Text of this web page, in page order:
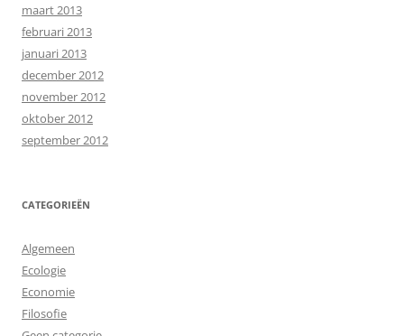
maart 2013
februari 2013
januari 2013
december 2012
november 2012
oktober 2012
september 2012
CATEGORIEËN
Algemeen
Ecologie
Economie
Filosofie